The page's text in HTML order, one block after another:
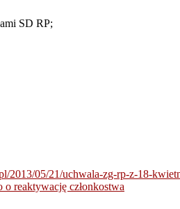
SD RP;
2013/05/21/uchwala-zg-rp-z-18-
o reaktywację członkostwa